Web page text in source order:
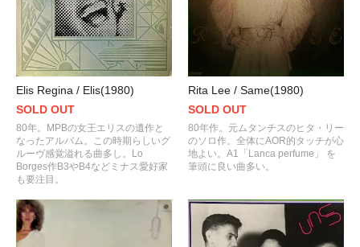
Elis Regina / Elis(1980)
SOLD OUT
80年。MPBの女王エリスの遺作と
なったアルバム。この時期らしいグ
ルーヴ感覚溢れる曲多し。Lo
Borges作B3やB4などミナス愛好家
も要注目。
Rita Lee / Same(1980)
SOLD OUT
80年作。元ムタンチスのヒタ・リー
のソロ作。全体にAOR的タッチが心
地よい。A1「Lanca perfume」 を
筆頭に良い曲多い。